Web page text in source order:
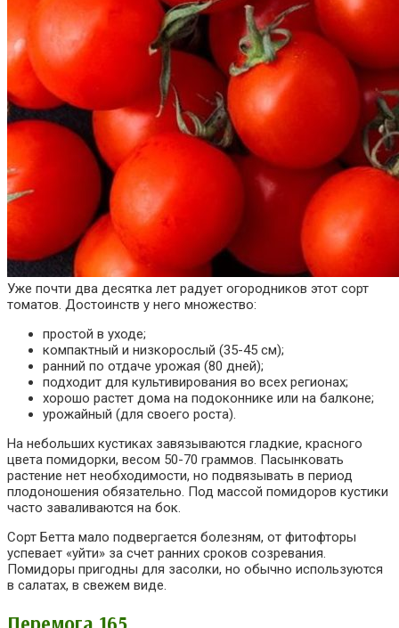
Уже почти два десятка лет радует огородников этот сорт
томатов. Достоинств у него множество:
простой в уходе;
компактный и низкорослый (35-45 см);
ранний по отдаче урожая (80 дней);
подходит для культивирования во всех регионах;
хорошо растет дома на подоконнике или на балконе;
урожайный (для своего роста).
На небольших кустиках завязываются гладкие, красного
цвета помидорки, весом 50-70 граммов. Пасынковать
растение нет необходимости, но подвязывать в период
плодоношения обязательно. Под массой помидоров кустики
часто заваливаются на бок.
Сорт Бетта мало подвергается болезням, от фитофторы
успевает «уйти» за счет ранних сроков созревания.
Помидоры пригодны для засолки, но обычно используются
в салатах, в свежем виде.